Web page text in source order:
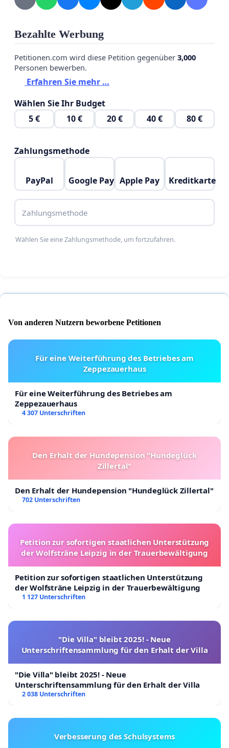
Bezahlte Werbung
Petitionen.com wird diese Petition gegenüber 3,000
Personen bewerben.
Erfahren Sie mehr …
Wählen Sie Ihr Budget
5 €
10 € 20 € 40 € 80 €
Zahlungsmethode
PayPal Google Pay Apple Pay Kreditkarte
Zahlungsmethode
Wählen Sie eine Zahlungsmethode, um fortzufahren.
Von anderen Nutzern beworbene Petitionen
Für eine Weiterführung des Betriebes am
Zeppezauerhaus
Für eine Weiterführung des Betriebes am
Zeppezauerhaus
4 307 Unterschriften
Den Erhalt der Hundepension "Hundeglück
Zillertal"
Den Erhalt der Hundepension "Hundeglück Zillertal"
702 Unterschriften
Petition zur sofortigen staatlichen Unterstützung
der Wolfsträne Leipzig in der Trauerbewältigung
Petition zur sofortigen staatlichen Unterstützung
der Wolfsträne Leipzig in der Trauerbewältigung
1 127 Unterschriften
"Die Villa" bleibt 2025! - Neue
Unterschriftensammlung für den Erhalt der Villa
"Die Villa" bleibt 2025! - Neue
Unterschriftensammlung für den Erhalt der Villa
2 038 Unterschriften
Verbesserung des Schulsystems